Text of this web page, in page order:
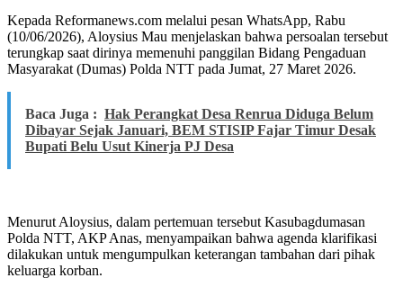
Kepada Reformanews.com melalui pesan WhatsApp, Rabu
(10/06/2026), Aloysius Mau menjelaskan bahwa persoalan tersebut
terungkap saat dirinya memenuhi panggilan Bidang Pengaduan
Masyarakat (Dumas) Polda NTT pada Jumat, 27 Maret 2026.
Baca Juga : Hak Perangkat Desa Renrua Diduga Belum
Dibayar Sejak Januari, BEM STISIP Fajar Timur Desak
Bupati Belu Usut Kinerja PJ Desa
Menurut Aloysius, dalam pertemuan tersebut Kasubagdumasan
Polda NTT, AKP Anas, menyampaikan bahwa agenda klarifikasi
dilakukan untuk mengumpulkan keterangan tambahan dari pihak
keluarga korban.